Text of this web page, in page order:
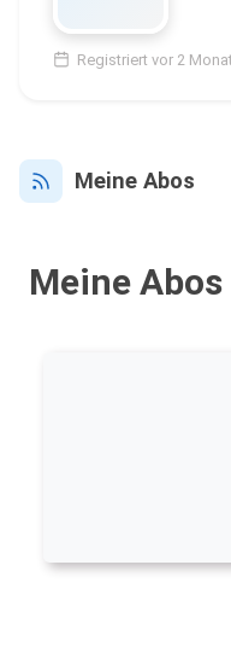
Registriert vor 2
Meine Abos
Meine Abos